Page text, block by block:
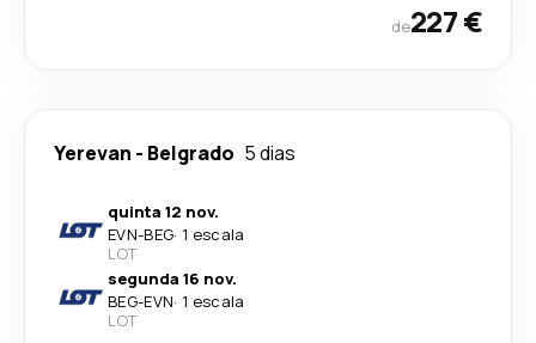
de227 €
Yerevan - Belgrado 5 dias
quinta 12 nov.
EVN-BEG· 1 escala
LOT
segunda 16 nov.
BEG-EVN· 1 escala
LOT